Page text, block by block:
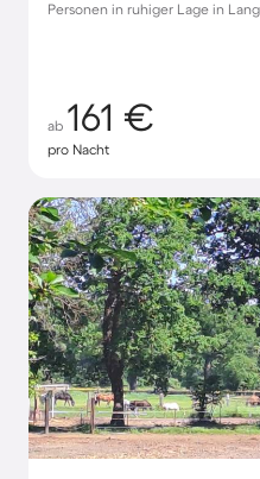
Personen in ruhiger Lage in
ab 161 €
pro Nacht